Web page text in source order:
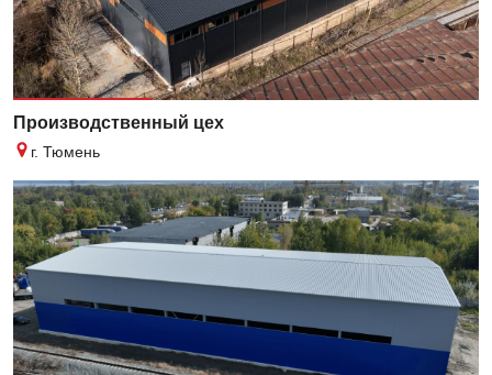
Производственный цех
г. Тюмень